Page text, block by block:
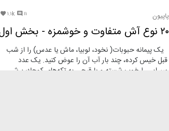
پاپیون
۲۰ نوع آش متفاوت و خوشمزه - بخش اول
یک پیمانه حبوبات( نخود، لوبيا، ماش یا عدس) را از شب
قبل خيس كرده، چند بار آب آن را عوض كنيد. یک عدد
سيرابي را خوب شسته و با قيچي به تكه‌هاي كوچك برش
۱.۱k  ۱۱ 